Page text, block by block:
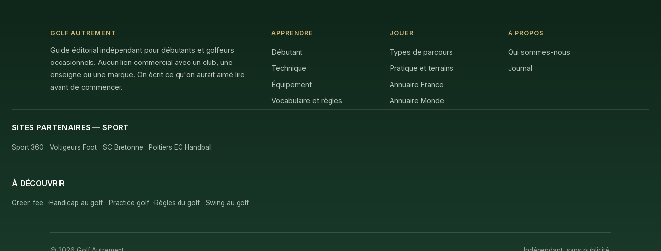
GOLF AUTREMENT
Guide éditorial indépendant pour débutants et golfeurs
occasionnels. Aucun lien commercial avec un club, une
enseigne ou une marque. On écrit ce qu'on aurait aimé lire
avant de commencer.
APPRENDRE
Débutant
Technique
Équipement
Vocabulaire et règles
JOUER
Types de parcours
Pratique et terrains
Annuaire France
Annuaire Monde
À PROPOS
Qui sommes-nous
Journal
SITES PARTENAIRES — SPORT
Sport 360 Voltigeurs Foot SC Bretonne Poitiers EC Handball
À DÉCOUVRIR
Green fee Handicap au golf Practice golf Règles du golf Swing au golf